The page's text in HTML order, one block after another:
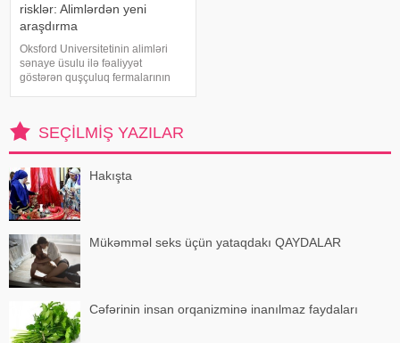
risklər: Alimlərdən yeni
araşdırma
Oksford Universitetinin alimləri
sənaye üsulu ilə fəaliyyət
göstərən quşçuluq fermalarının
biləcəyini bildiriblər. xəbər verir ki,
araşdırma zamanı son 45 i
SEÇILMIŞ YAZILAR
Hakışta
Mükəmməl seks üçün yataqdakı QAYDALAR
Cəfərinin insan orqanizminə inanılmaz faydaları